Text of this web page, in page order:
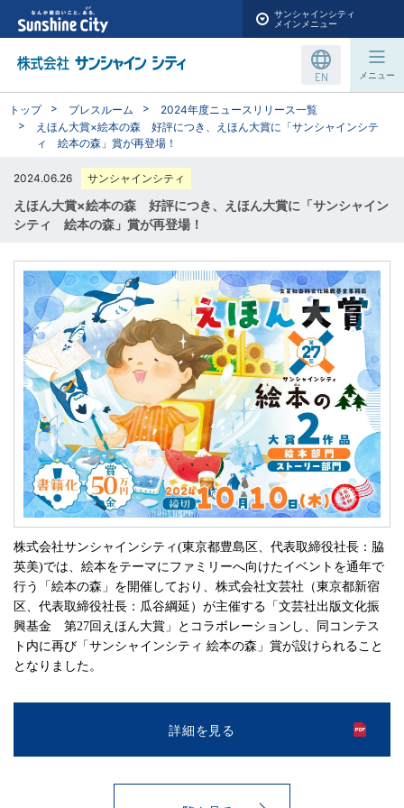
サンシャインシティ
メインメニュー
EN メニュー
トップ プレスルーム
2024年度ニュースリリース一覧
えほん大賞×絵本の森 好評につき、えほん大賞に「サンシャインシテ
ィ 絵本の森」賞が再登場！
2024.06.26 サンシャインシティ
えほん大賞×絵本の森 好評につき、えほん大賞に「サンシャイン
シティ 絵本の森」賞が再登場！
株式会社サンシャインシティ(東京都豊島区、代表取締役社長：脇
英美)では、絵本をテーマにファミリーへ向けたイベントを通年で
行う「絵本の森」を開催しており、株式会社文芸社（東京都新宿
区、代表取締役社長：瓜谷綱延）が主催する「文芸社出版文化振
興基金 第27回えほん大賞」とコラボレーションし、同コンテス
ト内に再び「サンシャインシティ 絵本の森」賞が設けられること
となりました。
詳細を見る